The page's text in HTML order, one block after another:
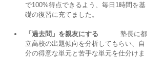
で100%得点できるよう、毎日1時間を基
礎の復習に充てました。
「過去問」を親友にする 塾長に都
立高校の出題傾向を分析してもらい、自
分の得意な単元と苦手な単元を仕分けま